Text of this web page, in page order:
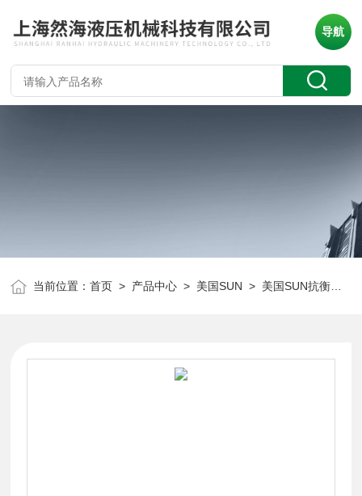
导航
当前位置：首页 > 产品中心 > 美国SUN > 美国SUN抗衡阀